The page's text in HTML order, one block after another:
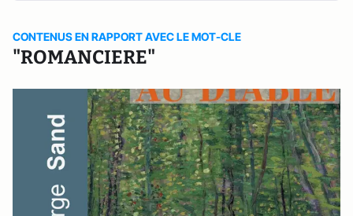
CONTENUS EN RAPPORT AVEC LE MOT-CLE
"ROMANCIERE"